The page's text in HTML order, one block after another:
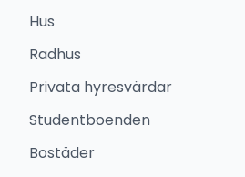
Hus
Radhus
Privata hyresvärdar
Studentboenden
Bostäder